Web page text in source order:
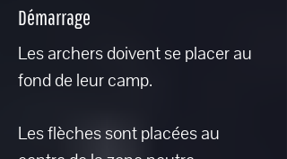
Démarrage
Les archers doivent se placer au
fond de leur camp.
Les flèches sont placées au